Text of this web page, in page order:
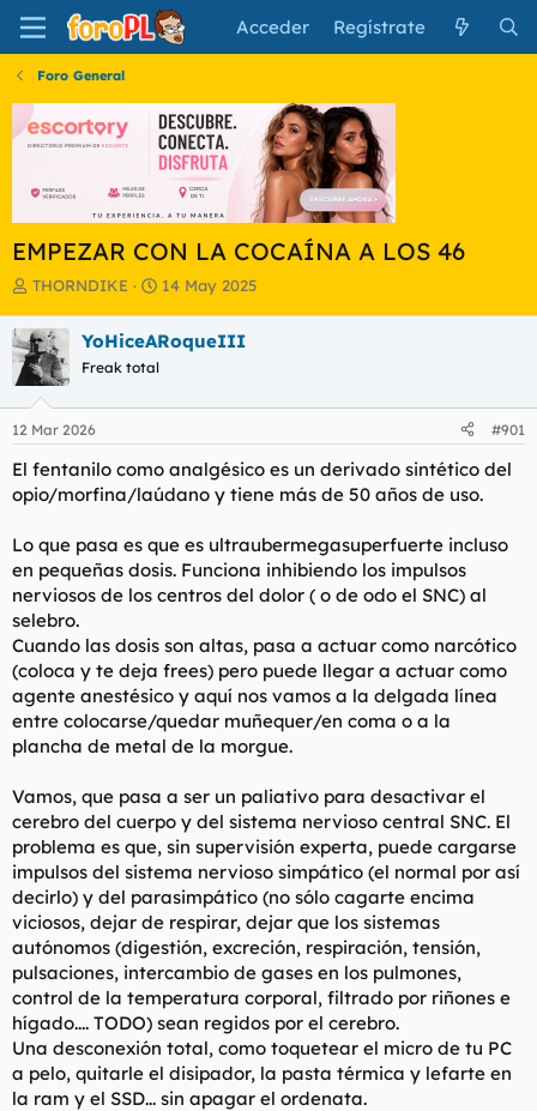
Acceder Regístrate
Foro General
EMPEZAR CON LA COCAÍNA A LOS 46
I
i
c
i
a
d
o
d
e
t
e
m
a
THORNDIKE
F
h
e
i
c
o
14 May 2025
YoHiceARoqueIII
Freak total
12 Mar 2026 #901
El fentanilo como analgésico es un derivado sintético del
opio/morfina/laúdano y tiene más de 50 años de uso.
Lo que pasa es que es ultraubermegasuperfuerte incluso
en pequeñas dosis. Funciona inhibiendo los impulsos
nerviosos de los centros del dolor ( o de odo el SNC) al
selebro.
Cuando las dosis son altas, pasa a actuar como narcótico
(coloca y te deja frees) pero puede llegar a actuar como
agente anestésico y aquí nos vamos a la delgada línea
entre colocarse/quedar muñequer/en coma o a la
plancha de metal de la morgue.
Vamos, que pasa a ser un paliativo para desactivar el
cerebro del cuerpo y del sistema nervioso central SNC. El
problema es que, sin supervisión experta, puede cargarse
impulsos del sistema nervioso simpático (el normal por así
decirlo) y del parasimpático (no sólo cagarte encima
viciosos, dejar de respirar, dejar que los sistemas
autónomos (digestión, excreción, respiración, tensión,
pulsaciones, intercambio de gases en los pulmones,
control de la temperatura corporal, filtrado por riñones e
hígado.... TODO) sean regidos por el cerebro.
Una desconexión total, como toquetear el micro de tu PC
a pelo, quitarle el disipador, la pasta térmica y lefarte en
la ram y el SSD... sin apagar el ordenata.